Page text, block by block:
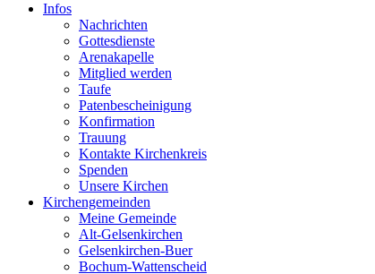
Infos
Nachrichten
Gottesdienste
Arenakapelle
Mitglied werden
Taufe
Patenbescheinigung
Konfirmation
Trauung
Kontakte Kirchenkreis
Spenden
Unsere Kirchen
Kirchengemeinden
Meine Gemeinde
Alt-Gelsenkirchen
Gelsenkirchen-Buer
Bochum-Wattenscheid